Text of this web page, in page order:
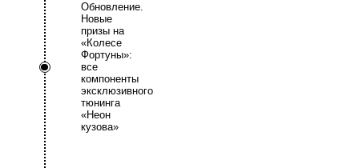
Обновление.
Новые
призы на
«Колесе
Фортуны»:
все
компоненты
эксклюзивного
тюнинга
«Неон
кузова»